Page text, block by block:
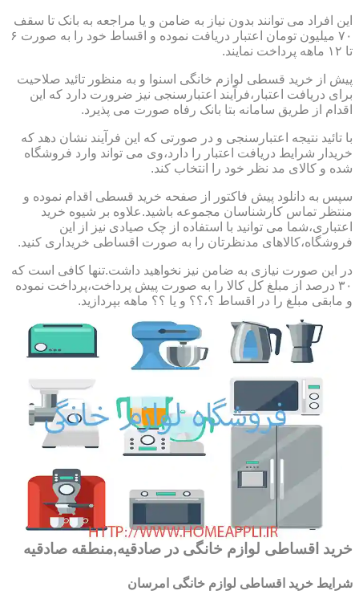
این افراد می توانند بدون نیاز به ضامن و یا مراجعه به بانک تا سقف
۷۰ میلیون تومان اعتبار دریافت نموده و اقساط خود را به صورت ۶
تا ۱۲ ماهه پرداخت نمایند.
پیش از خرید قسطی لوازم خانگی اسنوا و به منظور تائید صلاحیت
برای دریافت اعتبار،فرآیند اعتبارسنجی نیز ضرورت دارد که این
اقدام از طریق سامانه بتا بانک رفاه صورت می پذیرد.
با تائید نتیجه اعتبارسنجی و در صورتی که این فرآیند نشان دهد که
خریدار شرایط دریافت اعتبار را دارد،وی می تواند وارد فروشگاه
شده و کالای مد نظر خود را انتخاب کند.
سپس به دانلود پیش فاکتور از صفحه خرید قسطی اقدام نموده و
منتظر تماس کارشناسان مجموعه باشید.علاوه بر شیوه خرید
اعتباری،شما می توانید با استفاده از چک صیادی نیز از این
فروشگاه،کالاهای مدنظرتان را به صورت اقساطی خریداری کنید.
در این صورت نیازی به ضامن نیز نخواهید داشت.تنها کافی است که
۳۰ درصد از مبلغ کل کالا را به صورت پیش پرداخت،پرداخت نموده
و مابقی مبلغ را در اقساط ؟،؟؟ و یا ؟؟ ماهه بپردازید.
خرید اقساطی لوازم خانگی در صادقیه,منطقه صادقیه
شرایط خرید اقساطی لوازم خانگی امرسان